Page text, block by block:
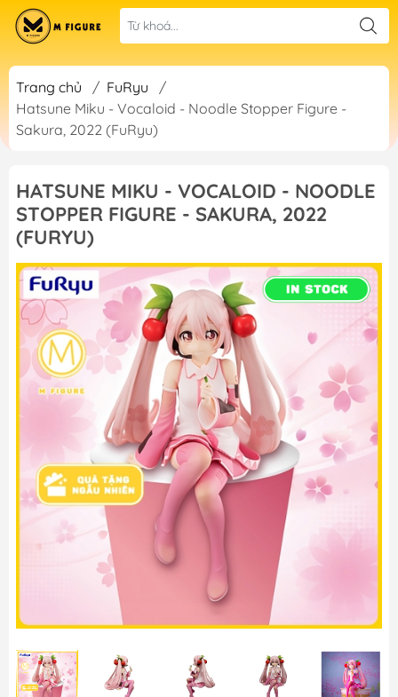
Trang chủ / FuRyu
/
Hatsune Miku - Vocaloid - Noodle Stopper Figure -
Sakura, 2022 (FuRyu)
HATSUNE MIKU - VOCALOID - NOODLE
STOPPER FIGURE - SAKURA, 2022
(FURYU)